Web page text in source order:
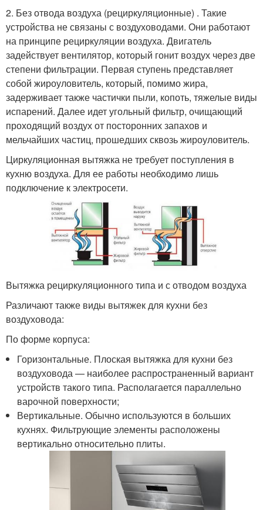
2. Без отвода воздуха (рециркуляционные) . Такие
устройства не связаны с воздуховодами. Они работают
на принципе рециркуляции воздуха. Двигатель
задействует вентилятор, который гонит воздух через две
степени фильтрации. Первая ступень представляет
собой жироуловитель, который, помимо жира,
задерживает также частички пыли, копоть, тяжелые виды
испарений. Далее идет угольный фильтр, очищающий
проходящий воздух от посторонних запахов и
мельчайших частиц, прошедших сквозь жироуловитель.
Циркуляционная вытяжка не требует поступления в
кухню воздуха. Для ее работы необходимо лишь
подключение к электросети.
Вытяжка рециркуляционного типа и с отводом воздуха
Различают также виды вытяжек для кухни без
воздуховода:
По форме корпуса:
Горизонтальные. Плоская вытяжка для кухни без
воздуховода — наиболее распространенный вариант
устройств такого типа. Располагается параллельно
варочной поверхности;
Вертикальные. Обычно используются в больших
кухнях. Фильтрующие элементы расположены
вертикально относительно плиты.